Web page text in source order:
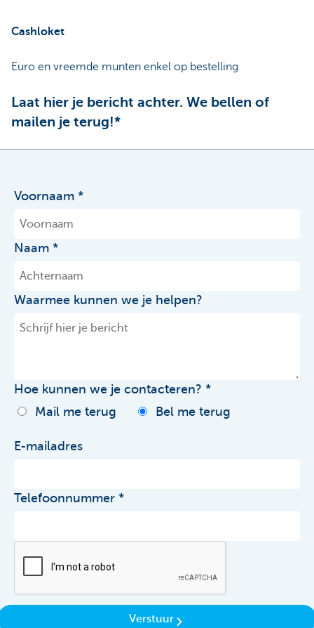
Cashloket
Euro en vreemde munten enkel op bestelling
Laat hier je bericht achter. We bellen of
mailen je terug!*
Voornaam
Naam
Waarmee kunnen we je helpen?
Hoe kunnen we je contacteren?
Mail me terug
Bel me terug
E-mailadres
Telefoonnummer
Verstuur